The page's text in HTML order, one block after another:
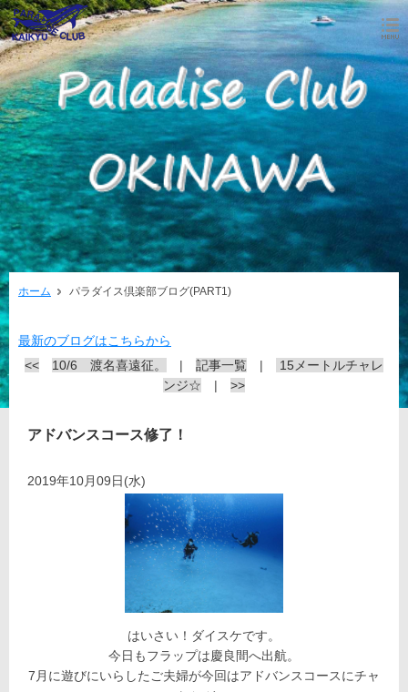
ホーム パラダイス倶楽部ブログ(PART1)
最新のブログはこちらから
<<
10/6 渡名喜遠征。 | 記事一覧 |
15メートルチャレ
ンジ☆ | >>
アドバンスコース修了！
2019年10月09日(水)
はいさい！ダイスケです。
今日もフラップは慶良間へ出航。
7月に遊びにいらしたご夫婦が今回はアドバンスコースにチャ